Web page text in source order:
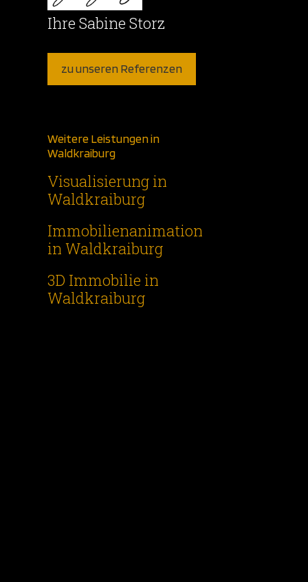
Ihre Sabine Storz
zu unseren Referenzen
Weitere Leistungen in
Waldkraiburg
Visualisierung in
Waldkraiburg
Immobilienanimation
in Waldkraiburg
3D Immobilie in
Waldkraiburg